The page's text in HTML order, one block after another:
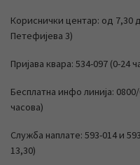
Кориснички центар: од 7,30
Петефијева 3)
Пријава квара: 534-097 (0-24
Бесплатна инфо линија:
часова)
Служба наплате: 593-014 и
13,30)